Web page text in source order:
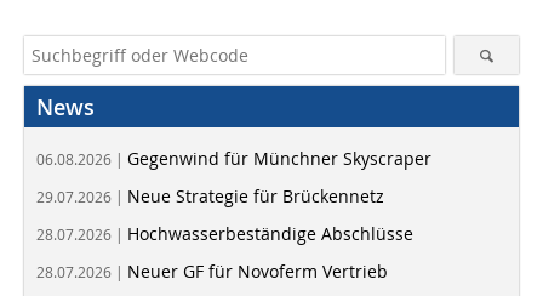
News
06.08.2026 | Gegenwind für Münchner Skyscraper
29.07.2026 | Neue Strategie für Brückennetz
28.07.2026 | Hochwasserbeständige Abschlüsse
28.07.2026 | Neuer GF für Novoferm Vertrieb